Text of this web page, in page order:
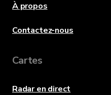
À propos
Contactez-nous
Cartes
Radar en direct